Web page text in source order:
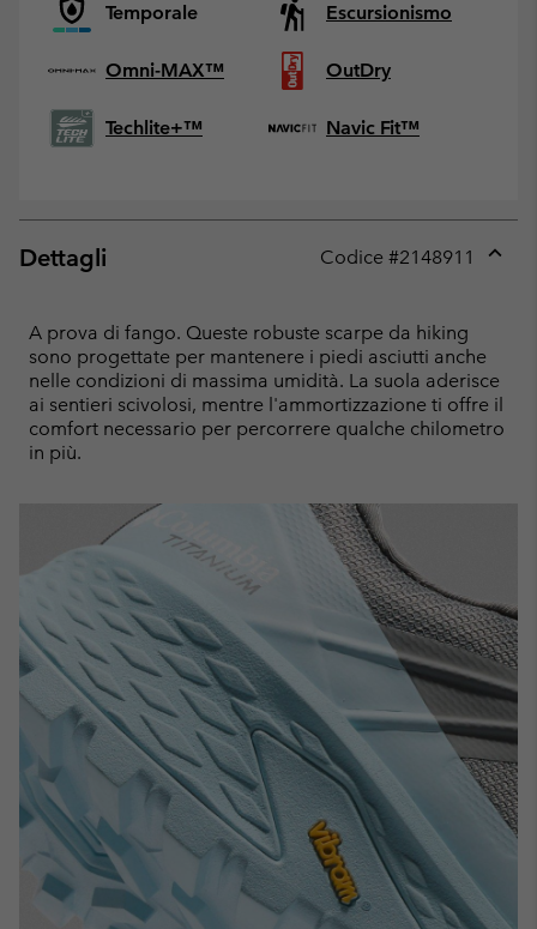
Temporale Escursionismo
Omni-MAX™ OutDry
Techlite+™ Navic Fit™
Dettagli Codice #2148911
A prova di fango. Queste robuste scarpe da hiking
sono progettate per mantenere i piedi asciutti anche
nelle condizioni di massima umidità. La suola aderisce
ai sentieri scivolosi, mentre l'ammortizzazione ti offre il
comfort necessario per percorrere qualche chilometro
in più.